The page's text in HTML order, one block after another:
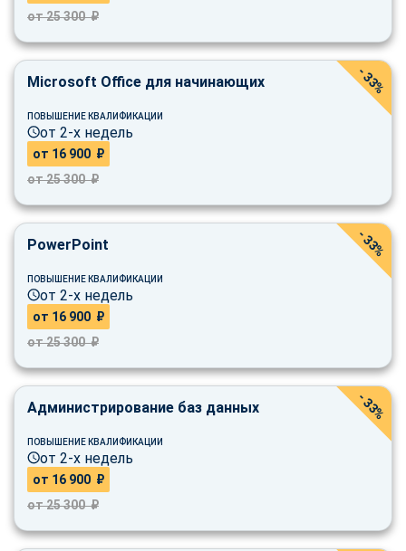
от 25 300 ₽
Microsoft Office для начинающих
ПОВЫШЕНИЕ КВАЛИФИКАЦИИ
от 2-х недель
от 16 900 ₽
от 25 300 ₽
- 33%
PowerPoint
ПОВЫШЕНИЕ КВАЛИФИКАЦИИ
от 2-х недель
от 16 900 ₽
от 25 300 ₽
- 33%
Администрирование баз данных
ПОВЫШЕНИЕ КВАЛИФИКАЦИИ
от 2-х недель
от 16 900 ₽
от 25 300 ₽
- 33%